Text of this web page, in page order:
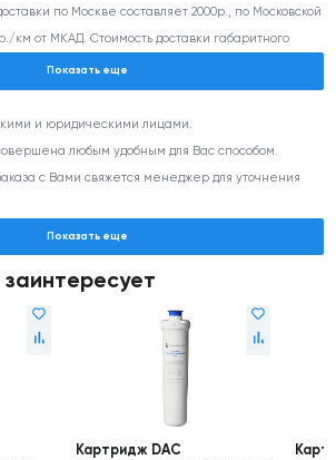
по Москве составляет 2000р., по Московской
км от МКАД. Стоимость доставки габаритного
350 кг и/или 0,8 м3) согласовывается с
транспортными компаниями: Деловые линии,
ТК (по согласованию). Стоимость доставки
сайте транспортной компании. Доставка до
компании в г. Москве негабаритного
Показать еще
и юридическими лицами.
любым удобным для Вас способом.
с Вами свяжется менеджер для уточнения
Показать еще
Картридж DAC